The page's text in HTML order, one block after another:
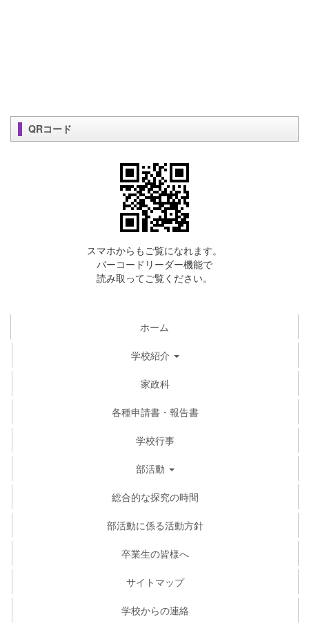
QRコード
スマホからもご覧になれます。
バーコードリーダー機能で
読み取ってご覧ください。
ホーム
学校紹介
家政科
各種申請書・報告書
学校行事
部活動
総合的な探究の時間
部活動に係る活動方針
卒業生の皆様へ
サイトマップ
学校からの連絡